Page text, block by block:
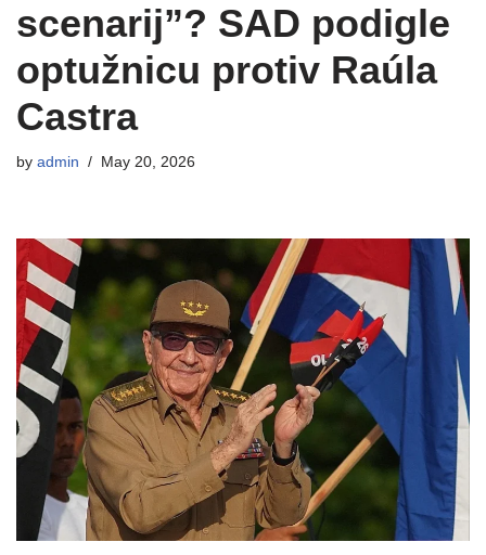
scenarij”? SAD podigle
optužnicu protiv Raúla
Castra
by admin May 20, 2026